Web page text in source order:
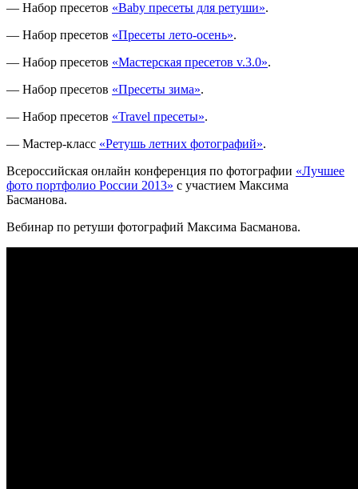
— Набор пресетов «Baby пресеты для ретуши».
— Набор пресетов «Пресеты лето-осень».
— Набор пресетов «Мастерская пресетов v.3.0».
— Набор пресетов «Пресеты зима».
— Набор пресетов «Travel пресеты».
— Мастер-класс «Ретушь летних фотографий».
Всероссийская онлайн конференция по фотографии «Лучшее
фото портфолио России 2013» с участием Максима
Басманова.
Вебинар по ретуши фотографий Максима Басманова.